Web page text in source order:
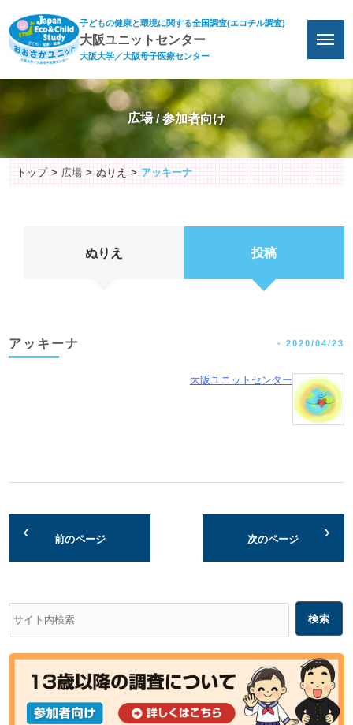
子どもの健康と環境に関する全国調査(エコチル調査)
大阪ユニットセンター
大阪大学／大阪母子医療センター
広場
トップ 広場 ぬりえ アッキーナ
ぬりえ 投稿
アッキーナ - 2020/04/23
大阪ユニットセンター
前のページ 次のページ